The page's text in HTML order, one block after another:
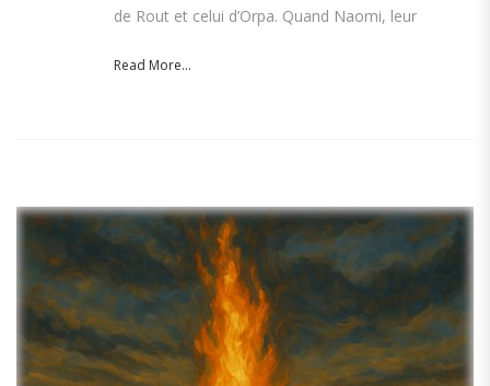
de Rout et celui d’Orpa. Quand Naomi, leur
Read More...